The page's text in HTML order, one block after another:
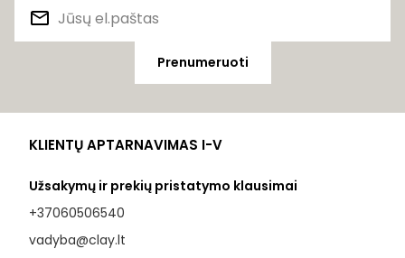
Prenumeruoti
KLIENTŲ APTARNAVIMAS I-V
Užsakymų ir prekių pristatymo klausimai
+37060506540
vadyba@clay.lt